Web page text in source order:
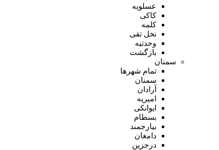
عسلویه
کاکی
کلمه
نخل تقی
وحدتیه
بازگشت
سمنان
تمام شهر‌ها
سمنان
آرادان
امیریه
ایوانکی
بسطام
بیارجمند
دامغان
درجزین